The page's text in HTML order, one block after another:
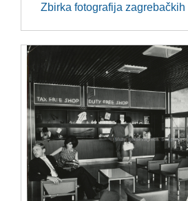
Zbirka fotografija